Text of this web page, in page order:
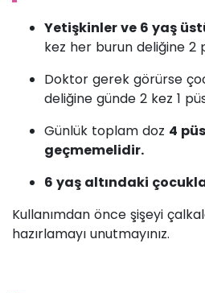
Yetişkinler ve 6 yaş
kez her burun deliğine 2
Doktor gerek görürse
deliğine günde 2 kez 1
Günlük toplam doz 4
geçmemelidir.
6 yaş altındaki
Kullanımdan önce şişeyi
hazırlamayı unutmayınız.